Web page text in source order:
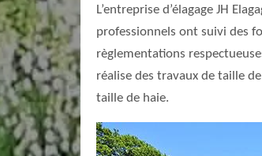
L’entreprise d’élagage JH
professionnels ont suivi des
règlementations
réalise des travaux de taille
taille de haie.